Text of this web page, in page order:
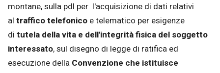
montane, sulla pdl per l'acquisizione di dati relativi
al traffico telefonico e telematico per esigenze
di tutela della vita e dell'integrità fisica del soggetto
interessato, sul disegno di legge di ratifica ed
esecuzione della Convenzione che istituisce